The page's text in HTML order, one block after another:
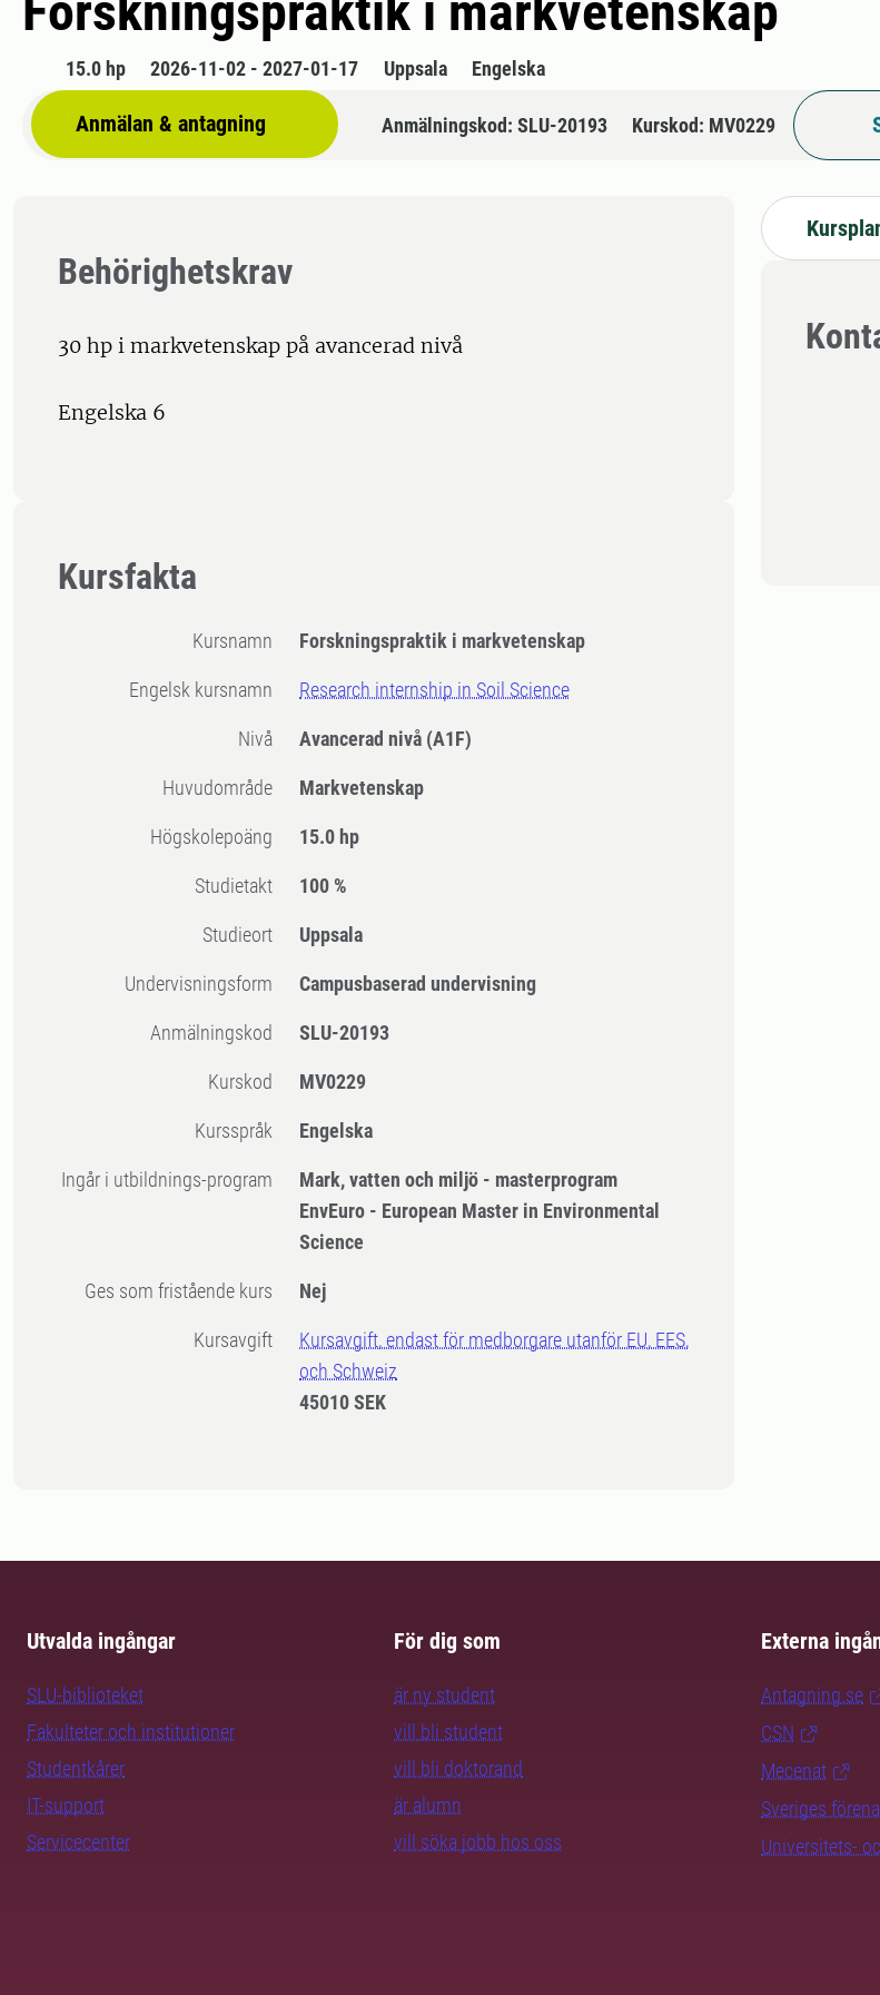
15.0 hp 2026-11-02 - 2027-01-17 Uppsala Engelska
Anmälan & antagning Anmälningskod: SLU-20193 Kurskod: MV0229
Behörighetskrav
30 hp i markvetenskap på avancerad nivå
Engelska 6
Kursfakta
Kursnamn Forskningspraktik i markvetenskap
Engelsk kursnamn Research internship in Soil Science
Nivå Avancerad nivå (A1F)
Huvudområde Markvetenskap
högskolepoäng 15.0 hp
Studietakt 100 %
Studieort Uppsala
Undervisningsform Campusbaserad undervisning
Anmälningskod SLU-20193
Kurskod MV0229
Kursspråk Engelska
Ingår i utbildnings-program
Mark, vatten och miljö - masterprogram
EnvEuro - European Master in Environmental
Science
Ges som fristående kurs Nej
Kursavgift
Kursavgift, endast för medborgare utanför EU, EES,
och Schweiz
45010 SEK
Utvalda ingångar
SLU-biblioteket
Fakulteter och institutioner
Studentkårer
IT-support
Servicecenter
För dig som
är ny student
vill bli student
vill bli doktorand
är alumn
vill söka jobb hos oss
Externa
Antagning.se
CSN
Mecenat
Sveriges
Universitets-